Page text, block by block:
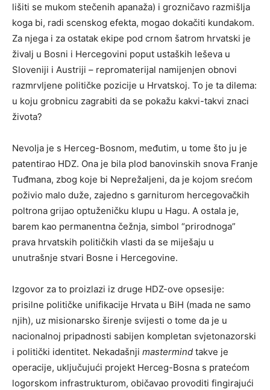
lišiti se mukom stečenih apanaža) i grozničavo razmišlja
koga bi, radi scenskog efekta, mogao dokačiti kundakom.
Za njega i za ostatak ekipe pod crnom šatrom hrvatski je
živalj u Bosni i Hercegovini poput ustaških leševa u
Sloveniji i Austriji – repromaterijal namijenjen obnovi
razmrvljene političke pozicije u Hrvatskoj. To je ta dilema:
u koju grobnicu zagrabiti da se pokažu kakvi-takvi znaci
života?
Nevolja je s Herceg-Bosnom, međutim, u tome što ju je
patentirao HDZ. Ona je bila plod banovinskih snova Franje
Tuđmana, zbog koje bi Neprežaljeni, da je kojom srećom
poživio malo duže, zajedno s garniturom hercegovačkih
poltrona grijao optuženičku klupu u Hagu. A ostala je,
barem kao permanentna čežnja, simbol “prirodnoga”
prava hrvatskih političkih vlasti da se miješaju u
unutrašnje stvari Bosne i Hercegovine.
Izgovor za to proizlazi iz druge HDZ-ove opsesije:
prisilne političke unifikacije Hrvata u BiH (mada ne samo
njih), uz misionarsko širenje svijesti o tome da je u
nacionalnoj pripadnosti sabijen kompletan svjetonazorski
i politički identitet. Nekadašnji mastermind takve je
operacije, uključujući projekt Herceg-Bosna s pratećom
logorskom infrastrukturom, običavao provoditi fingirajući